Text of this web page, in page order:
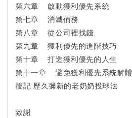
第六章 啟動獲利優先系統
第七章 消滅債務
第八章 從公司裡找錢
第九章 獲利優先的進階技巧
第十章 打造獲利優先的人生
第十一章 避免獲利優先系統解體
後記 歷久彌新的老奶奶投球法
致謝